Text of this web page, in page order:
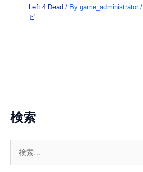
検索
Left 4 Dead / Bygame_administrator/
ビ